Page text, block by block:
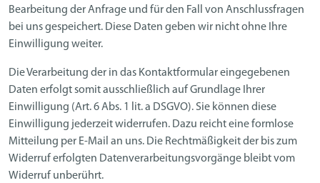
Bearbeitung der Anfrage und für den Fall von Anschlussfragen
bei uns gespeichert. Diese Daten geben wir nicht ohne Ihre
Einwilligung weiter.
Die Verarbeitung der in das Kontaktformular eingegebenen
Daten erfolgt somit ausschließlich auf Grundlage Ihrer
Einwilligung (Art. 6 Abs. 1 lit. a DSGVO). Sie können diese
Einwilligung jederzeit widerrufen. Dazu reicht eine formlose
Mitteilung per E-Mail an uns. Die Rechtmäßigkeit der bis zum
Widerruf erfolgten Datenverarbeitungsvorgänge bleibt vom
Widerruf unberührt.